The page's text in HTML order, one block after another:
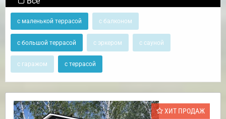
с маленькой террасой с балконом
с большой террасой с эркером с сауной
с гаражом с террасой
ХИТ ПРОДАЖ